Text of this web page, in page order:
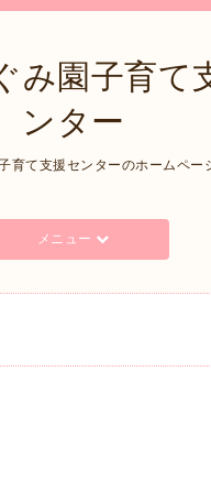
み園子育て
ンター
育て支援センターのホームペー
メニュー